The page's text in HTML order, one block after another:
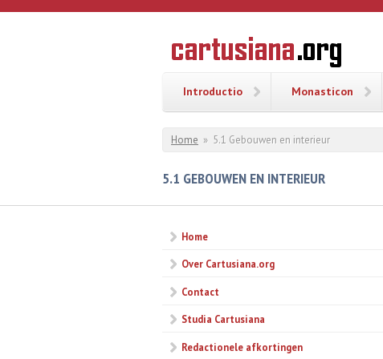
Overslaan en naar de inhoud gaan
CARTUSIANA
Geschiedenis
van de
Introductio Monasticon
U bent hier
Home » 5.1 Gebouwen en interieur
5.1 GEBOUWEN EN INTERIEUR
Home
Over Cartusiana.org
Contact
Studia Cartusiana
Redactionele afkortingen